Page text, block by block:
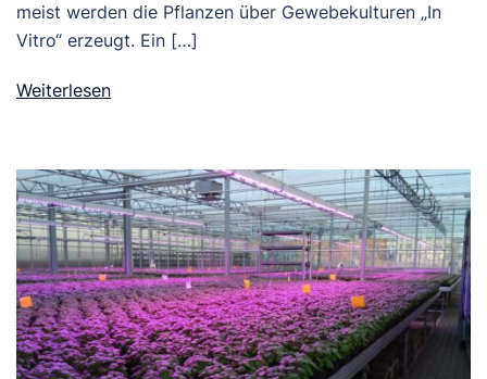
meist werden die Pflanzen über Gewebekulturen „In
Vitro“ erzeugt. Ein […]
Weiterlesen